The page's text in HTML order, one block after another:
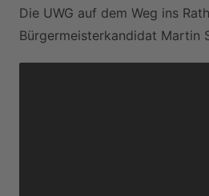
Die UWG auf dem Weg ins
Bürgermeisterkandidat Martin